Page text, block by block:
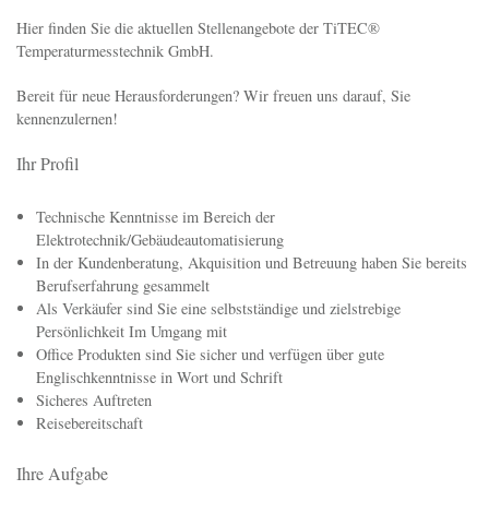
TECHNISCHEN VERTRIEB IM
AUSSENDIENST (M/W)
Mitarbeiter für den Technischen Vertrieb (m/w) im
Temperaturmesstechnik GmbH.
Bereit für neue Herausforderungen? Wir freuen uns darauf, Sie
kennenzulernen!
Ihr Profil
Technische Kenntnisse im Bereich der
Elektrotechnik/Gebäudeautomatisierung
In der Kundenberatung, Akquisition und Betreuung haben Sie bereits
Als Verkäufer sind Sie eine selbstständige und zielstrebige